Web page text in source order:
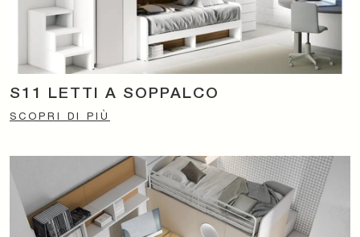
S11 LETTI A SOPPALCO
SCOPRI DI PIÙ